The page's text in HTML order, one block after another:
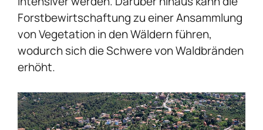
Forstbewirtschaftung zu einer Ansammlung
von Vegetation in den Wäldern führen,
wodurch sich die Schwere von Waldbränden
erhöht.